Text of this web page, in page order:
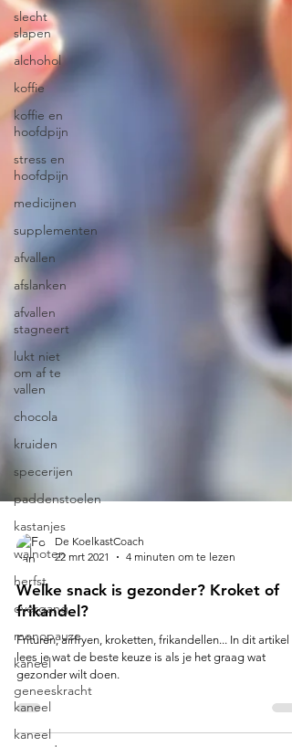
slecht
slapen
alchohol
koffie
koffie en
hoofdpijn
stress en
hoofdpijn
medicijnen
supplementen
afvallen
afslanken
afvallen
stagneert
lukt niet
om af te
vallen
chocola
kruiden
specerijen
paddenstoelen
kastanjes
walnoten
herfst
overgang
menopauze
kaneel
geneeskracht
kaneel
kaneel
22 mrt 2021
4 minuten om te lezen
frikandel?
Frituren, airfryen, kroketten, frikandellen... In dit artikel
lees je wat de beste keuze is als je het graag wat
gezonder wilt doen.